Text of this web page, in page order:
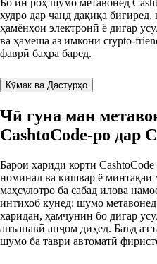
худро дар чанд дақиқа бигиред,
ҳамёнҳои электронӣ ё дигар
ва ҳамеша аз имкони crypto-
фаврӣ баҳра баред.
Кӯмак ва Дастурҳо
Чӣ гуна ман
CashtoCode-ро дар
Барои хариди корти
номинал ва кишвар ё минтақаи
маҳсулотро ба сабад илова
интихоб кунед: шумо
харидан, ҳамчунин бо дигар
анъанавӣ анҷом диҳед. Баъд аз
шумо ба таври автоматӣ